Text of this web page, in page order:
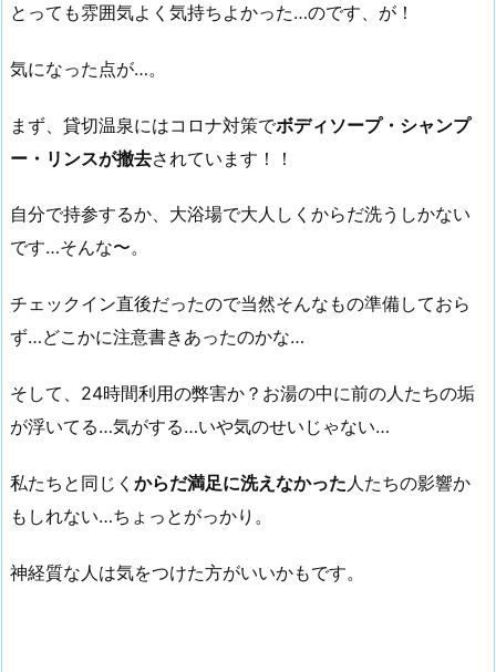
とっても雰囲気よく気持ちよかった…のです、が！
気になった点が…。
まず、貸切温泉にはコロナ対策でボディソープ・シャンプ
ー・リンスが撤去されています！！
自分で持参するか、大浴場で大人しくからだ洗うしかない
です…そんな〜。
チェックイン直後だったので当然そんなもの準備しておら
ず…どこかに注意書きあったのかな…
そして、24時間利用の弊害か？お湯の中に前の人たちの垢
が浮いてる…気がする…いや気のせいじゃない…
私たちと同じく からだ満足に洗えなかった 人たちの影響か
もしれない…ちょっとがっかり。
神経質な人は気をつけた方がいいかもです。